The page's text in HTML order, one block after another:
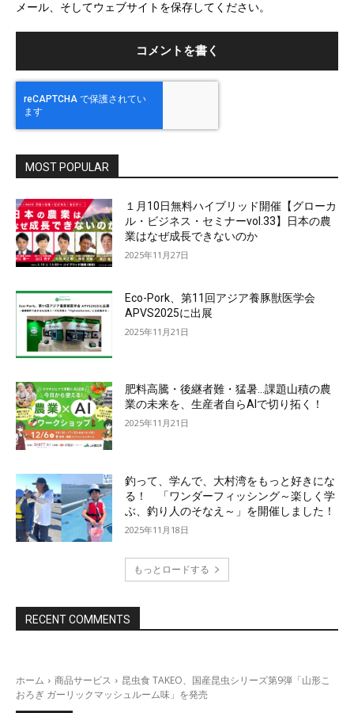
メール、そしてウェブサイトを保存してください。
MOST POPULAR
１月10日無料ハイブリッド開催【グローカ
ル・ビジネス・セミナーvol.33】日本の農
業はなぜ成長できないのか
2025年11月27日
Eco-Pork、第11回アジア養豚獣医学会
APVS2025に出展
2025年11月21日
肥料高騰・後継者難・猛暑…課題山積の農
業の未来を、生産者自らAIで切り拓く！
2025年11月21日
釣って、学んで、大村湾をもっと好きにな
る！ 「ワンダーフィッシング～楽しく学
ぶ、釣り人のそなえ～」を開催しました！
2025年11月18日
もっとロードする
RECENT COMMENTS